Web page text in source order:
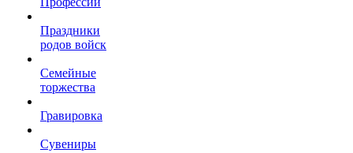
Праздники
родов войск
Семейные
торжества
Гравировка
Сувениры